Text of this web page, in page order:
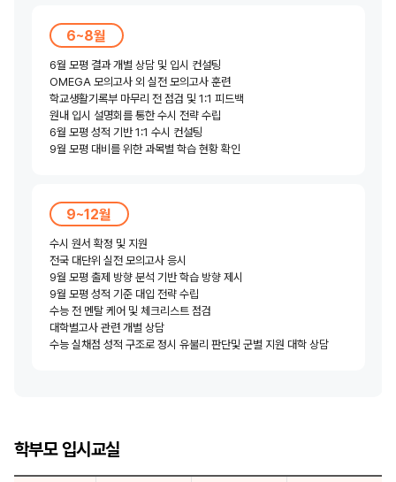
6~8월
6월 모평 결과 개별 상담 및 입시 컨설팅
OMEGA 모의고사 외 실전 모의고사 훈련
학교생활기록부 마무리 전 점검 및 1:1 피드백
원내 입시 설명회를 통한 수시 전략 수립
6월 모평 성적 기반 1:1 수시 컨설팅
9월 모평 대비를 위한 과목별 학습 현황 확인
9~12월
수시 원서 확정 및 지원
전국 대단위 실전 모의고사 응시
9월 모평 출제 방향 분석 기반 학습 방향 제시
9월 모평 성적 기준 대입 전략 수립
수능 전 멘탈 케어 및 체크리스트 점검
대학별고사 관련 개별 상담
수능 실채점 성적 구조로 정시 유불리 판단및 군별 지원 대학 상담
학부모 입시교실